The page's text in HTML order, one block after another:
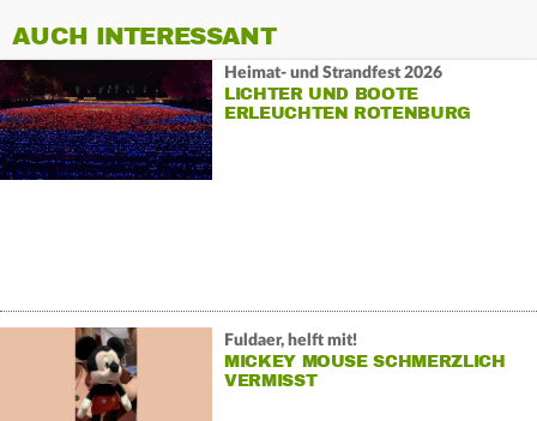
AUCH INTERESSANT
Heimat- und Strandfest 2026
LICHTER UND BOOTE
ERLEUCHTEN ROTENBURG
Fuldaer, helft mit!
MICKEY MOUSE SCHMERZLICH
VERMISST